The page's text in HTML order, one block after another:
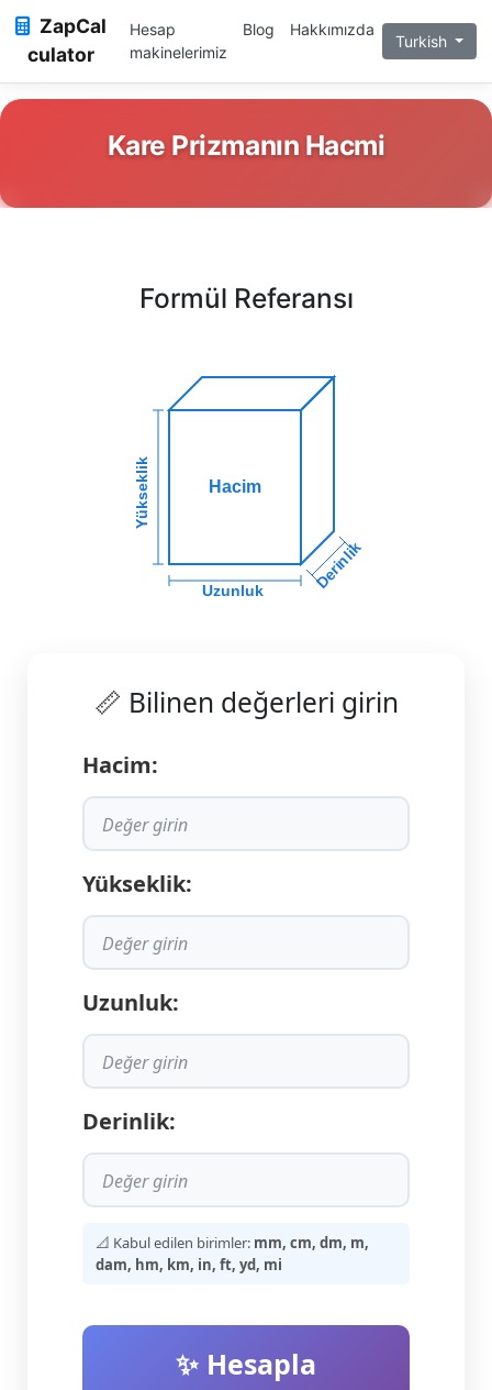
ZapCal
culator
Hesap
makinelerimiz
Blog Hakkımızda
Turkish
Kare Prizmanın Hacmi
📏 Bilinen değerleri girin
Hacim:
Yükseklik:
Uzunluk:
Derinlik:
📐 Kabul edilen birimler: mm, cm, dm, m,
dam, hm, km, in, ft, yd, mi
✨ Hesapla
Formül Referansı
Yükseklik
Uzunluk Derinlik
Hacim